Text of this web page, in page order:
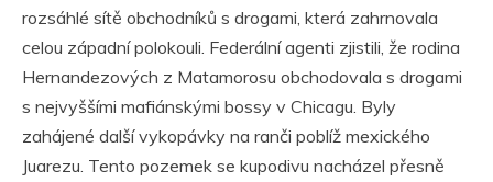
rozsáhlé sítě obchodníků s drogami, která zahrnovala
celou západní polokouli. Federální agenti zjistili, že rodina
Hernandezových z Matamorosu obchodovala s drogami
s nejvyššími mafiánskými bossy v Chicagu. Byly
zahájené další vykopávky na ranči poblíž mexického
Juarezu. Tento pozemek se kupodivu nacházel přesně